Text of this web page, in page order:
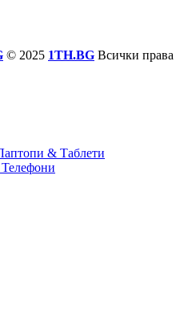
© 2025 1TH.BG Всички права
& Таблети